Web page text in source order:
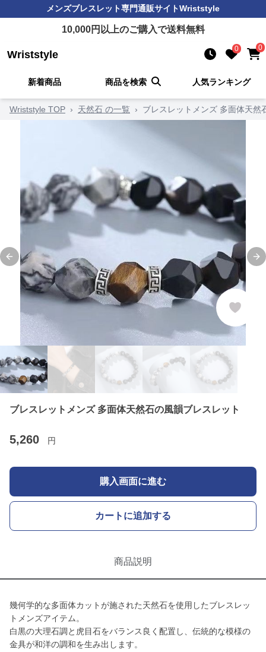
メンズブレスレット専門通販サイトWriststyle
10,000円以上のご購入で送料無料
Wriststyle 0 0
新着商品 商品を検索 人気ランキング
Wriststyle TOP › 天然石 の一覧 › ブレスレットメンズ 多面体天然
Previous slide
ブレスレットメンズ 多面体天然石の風韻ブレスレット
5,260 円
購入画面に進む
カートに追加する
商品説明
幾何学的な多面体カットが施された天然石を使用したブレスレッ
トメンズアイテム。
白黒の大理石調と虎目石をバランス良く配置し、伝統的な模様の
金具が和洋の調和を生み出します。